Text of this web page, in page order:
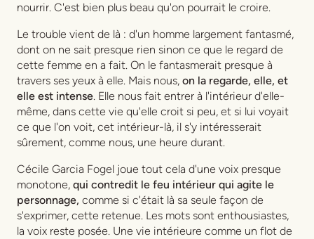
nourrir. C'est bien plus beau qu'on pourrait le croire.
Le trouble vient de là : d'un homme largement fantasmé,
dont on ne sait presque rien sinon ce que le regard de
cette femme en a fait. On le fantasmerait presque à
travers ses yeux à elle. Mais nous, on la regarde, elle, et
elle est intense. Elle nous fait entrer à l'intérieur d'elle-
même, dans cette vie qu'elle croit si peu, et si lui voyait
ce que l'on voit, cet intérieur-là, il s'y intéresserait
sûrement, comme nous, une heure durant.
Cécile Garcia Fogel joue tout cela d'une voix presque
monotone, qui contredit le feu intérieur qui agite le
personnage, comme si c'était là sa seule façon de
s'exprimer, cette retenue. Les mots sont enthousiastes,
la voix reste posée. Une vie intérieure comme un flot de